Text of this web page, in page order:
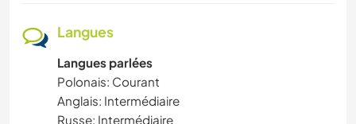
ACTIVITÉS EN PLEIN AIR
SPORTS NAUTIQUES
Langues
Langues parlées
Polonais: Courant
Anglais: Intermédiaire
Russe: Intermédiaire